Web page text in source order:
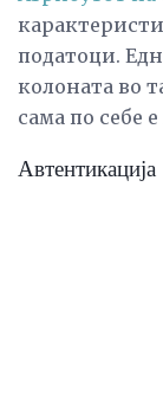
податоци.
колоната во
сама по себе
Автентикација